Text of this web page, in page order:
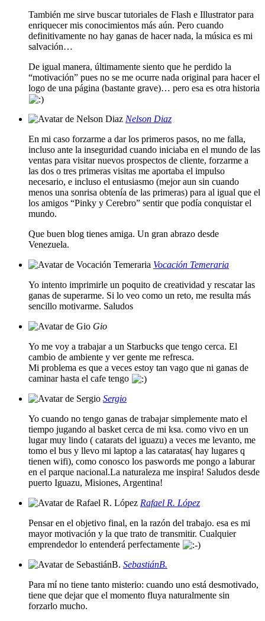
También me sirve buscar tutoriales de Flash e Illustrator para
enriquecer mis conocimientos más aún. Pero cuando
definitivamente no hay ganas de hacer nada, la música es mi
salvación…
De igual manera, últimamente siento que he perdido la
“motivación” pues no se me ocurre nada original para hacer el
logo de una página (bastante grave)… pero esa es otra historia
Nelson Diaz
En mi caso forzarme a dar los primeros pasos, no me falla,
incluso ante la inseguridad cuando iniciaba en el mundo de las
ventas para visitar nuevos prospectos de cliente, forzarme a
las dos o tres primeras visitas me aportaba el impulso
necesario, e incluso el entusiasmo (mejor aun sin cuando
menos una sonrisa obtenía de las primeras) para al igual que el
los amigos “Pinky y Cerebro” sentir que podía conquistar el
mundo.
Que buen blog tienes amiga. Un gran abrazo desde
Venezuela.
Vocación Temeraria
Yo intento imprimirle un poquito de creatividad y rescatar las
ganas de superarme. Si lo veo como un reto, me resulta más
sencillo motivarme. Saludos
Gio
Yo me voy a trabajar a un Starbucks que tengo cerca. El
cambio de ambiente y ver gente me refresca.
Mi problema es que a veces estoy tan vago que ni ganas de
caminar hasta el cafe tengo
Sergio
Yo cuando no tengo ganas de trabajar simplemente mato el
tiempo jugando al basket cerca de mi ksa. como vivo en un
lugar muy lindo ( catarats del iguazu) a veces me levanto, me
tomo el bus y llevo mi laptop a las cataratas( hay lugares q
tienen wifi), como conosco los paswords me pongo a laburar
en el parque nacional.La naturaleza me inspira! Saludos desde
puerto Iguazu, Misiones, Argentina!
Rafael R. López
Pensar en el objetivo final, en la razón del trabajo. esa es mi
mayor motivación y la que trato de transmitir. Cualquier
emprendedor lo entenderá perfectamente
SebastiánB.
Para mí no tiene tanto misterio: cuando uno está desmotivado,
tiene que dejar que el momento fluya naturalmente sin
forzarlo mucho.